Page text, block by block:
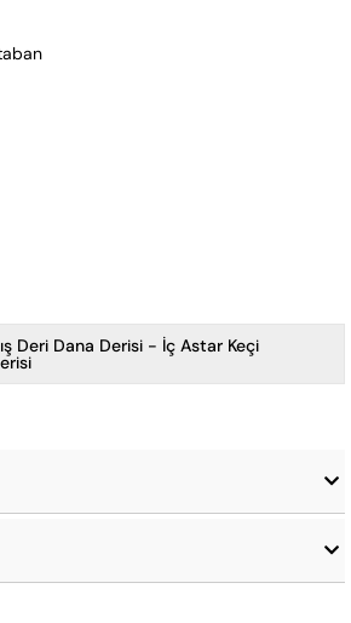
Deri Dana Derisi - İç Astar Keçi